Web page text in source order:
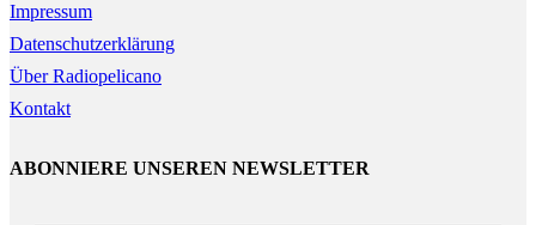
Impressum
Datenschutzerklärung
Über Radiopelicano
Kontakt
ABONNIERE UNSEREN NEWSLETTER